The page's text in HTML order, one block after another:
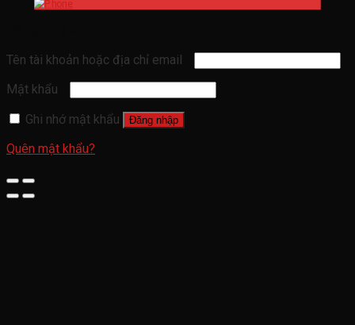
Tên tài khoản hoặc địa chỉ email
Mật khẩu
Ghi nhớ mật khẩu
Đăng nhập
Quên mật khẩu?